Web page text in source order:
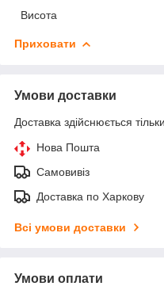
Висота
Приховати
Умови доставки
Доставка здійснюється
Нова Пошта
Самовивіз
Доставка по Харкову
Всі умови доставки
Умови оплати